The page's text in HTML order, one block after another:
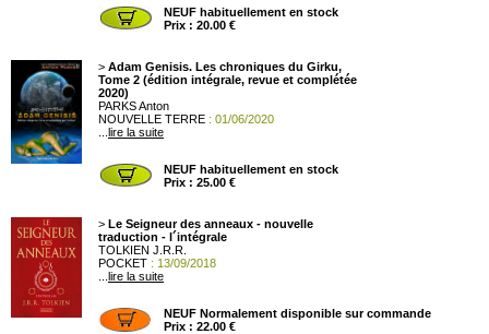
NEUF habituellement en stock
Prix : 20.00 €
> Adam Genisis. Les chroniques du Girku,
Tome 2 (édition intégrale, revue et complétée
2020)
PARKS Anton
NOUVELLE TERRE : 01/06/2020
lire la suite
NEUF habituellement en stock
Prix : 25.00 €
> Le Seigneur des anneaux - nouvelle
traduction - l´intégrale
TOLKIEN J.R.R.
POCKET : 13/09/2018
lire la suite
NEUF Normalement disponible sur commande
Prix : 22.00 €